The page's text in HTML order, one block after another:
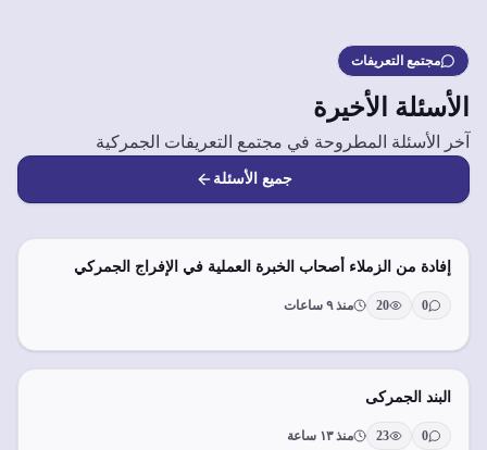
مجتمع التعريفات
الأسئلة الأخيرة
آخر الأسئلة المطروحة في مجتمع التعريفات الجمركية
جميع الأسئلة
إفادة من الزملاء أصحاب الخبرة العملية في الإفراج الجمركي
0
20 منذ ٩ ساعات
البند الجمركى
0
23 منذ ١٣ ساعة